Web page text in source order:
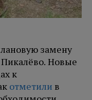
замену
Новые
к
отметили в